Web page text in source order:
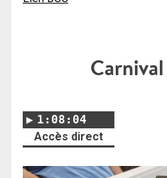
1:08:04
Accès direct